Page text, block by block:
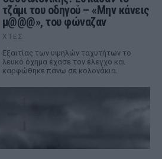
τζάμι του οδηγού – «Μην κάνεις
μ@@@», του φώναζαν
ΧΤΕΣ
Εξαιτίας των υψηλών ταχυτήτων το
λευκό όχημα έχασε τον έλεγχο και
καρφώθηκε πάνω σε κολονάκια.